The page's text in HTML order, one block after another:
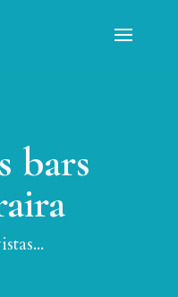
bars